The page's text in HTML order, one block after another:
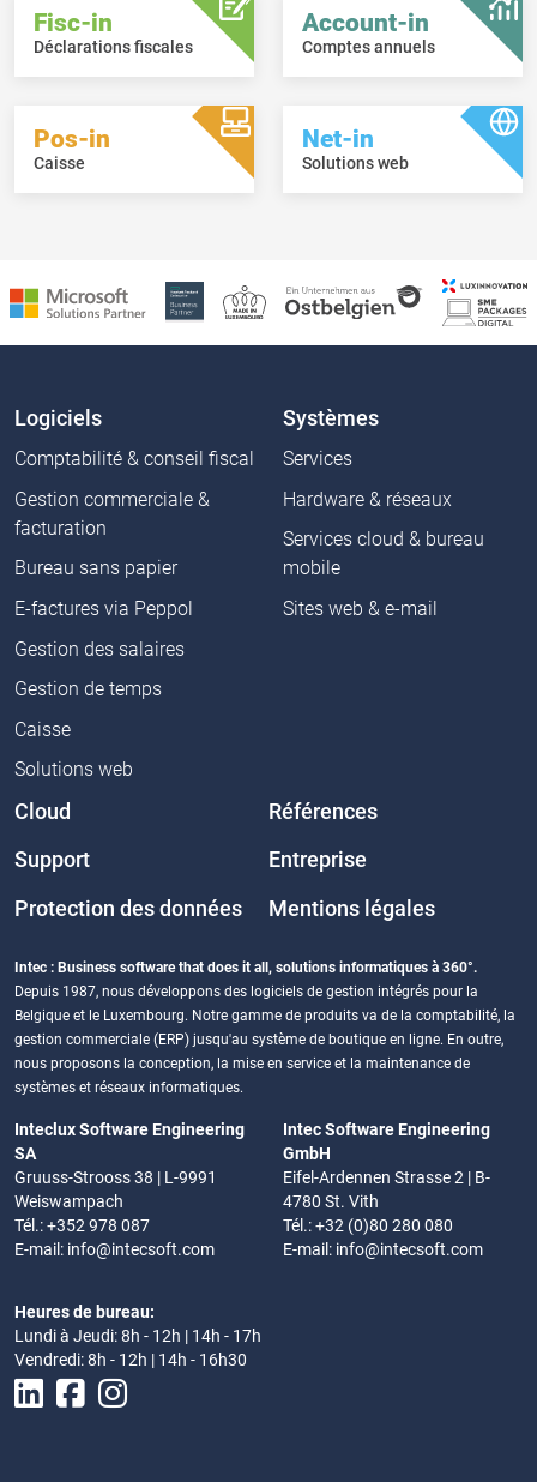
Fisc-in
Déclarations fiscales
Account-in
Comptes annuels
Pos-in
Caisse
Net-in
Solutions web
Logiciels
Comptabilité & conseil fiscal
Gestion commerciale &
facturation
Bureau sans papier
E-factures via Peppol
Gestion des salaires
Gestion de temps
Caisse
Solutions web
Systèmes
Services
Hardware & réseaux
Services cloud & bureau
mobile
Sites web & e-mail
Cloud Références
Support Entreprise
Protection des données Mentions légales
Intec : Business software that does it all, solutions informatiques à 360°.
Depuis 1987, nous développons des logiciels de gestion intégrés pour la
Belgique et le Luxembourg. Notre gamme de produits va de la comptabilité, la
gestion commerciale (ERP) jusqu'au système de boutique en ligne. En outre,
nous proposons la conception, la mise en service et la maintenance de
systèmes et réseaux informatiques.
Inteclux Software Engineering
SA
Gruuss-Strooss 38 | L-9991
Weiswampach
Tél.: +352 978 087
E-mail: info@intecsoft.com
Intec Software Engineering
GmbH
Eifel-Ardennen Strasse 2 | B-
4780 St. Vith
Tél.: +32 (0)80 280 080
E-mail: info@intecsoft.com
Heures de bureau:
Lundi à Jeudi: 8h - 12h | 14h - 17h
Vendredi: 8h - 12h | 14h - 16h30